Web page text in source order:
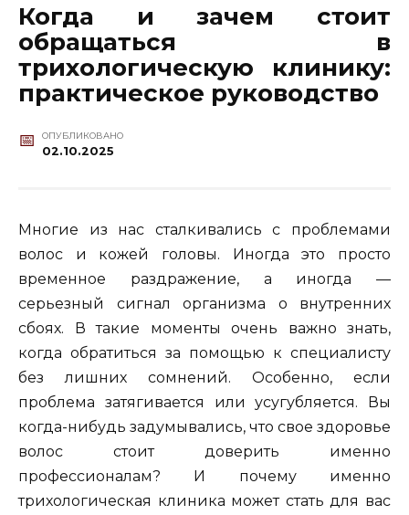
Когда и зачем стоит
обращаться в
трихологическую клинику:
практическое руководство
ОПУБЛИКОВАНО
02.10.2025
Многие из нас сталкивались с проблемами
волос и кожей головы. Иногда это просто
временное раздражение, а иногда —
серьезный сигнал организма о внутренних
сбоях. В такие моменты очень важно знать,
когда обратиться за помощью к специалисту
без лишних сомнений. Особенно, если
проблема затягивается или усугубляется. Вы
когда-нибудь задумывались, что свое здоровье
волос стоит доверить именно
профессионалам? И почему именно
трихологическая клиника может стать для вас